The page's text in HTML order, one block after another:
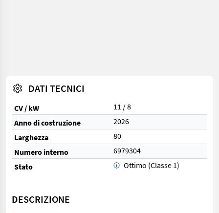
DATI TECNICI
CV / kW
11 / 8
Anno di costruzione
2026
Larghezza
80
Numero interno
6979304
Stato
Ottimo (Classe 1)
DESCRIZIONE